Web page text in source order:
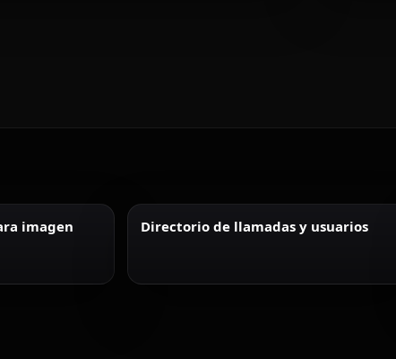
imagen
Directorio de llamadas y usuarios